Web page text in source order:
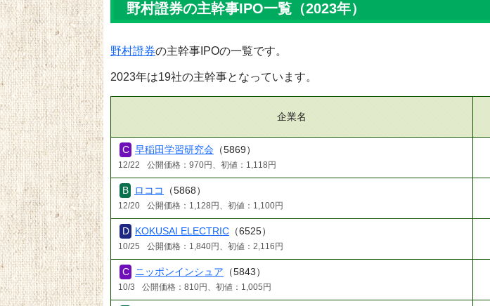
野村證券の主幹事IPO一覧（2023年）
野村證券の主幹事IPOの一覧です。
2023年は19社の主幹事となっています。
企業名
早稲田学習研究会 （5869）
12/22 公開価格：970円、初値：1,118円
ロココ （5868）
12/20 公開価格：1,128円、初値：1,100円
KOKUSAI ELECTRIC （6525）
10/25 公開価格：1,840円、初値：2,116円
ニッポンインシュア （5843）
10/3 公開価格：810円、初値：1,005円